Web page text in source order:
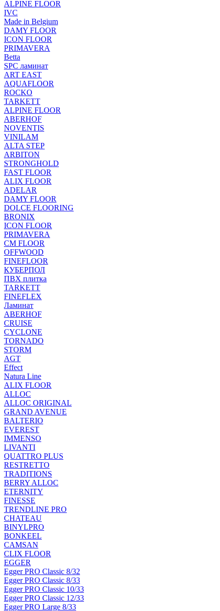
ALPINE FLOOR
IVC
Made in Belgium
DAMY FLOOR
ICON FLOOR
PRIMAVERA
Betta
SPC ламинат
ART EAST
AQUAFLOOR
ROCKO
TARKETT
ALPINE FLOOR
ABERHOF
NOVENTIS
VINILAM
ALTA STEP
ARBITON
STRONGHOLD
FAST FLOOR
ALIX FLOOR
ADELAR
DAMY FLOOR
DOLCE FLOORING
BRONIX
ICON FLOOR
PRIMAVERA
CM FLOOR
OFFWOOD
FINEFLOOR
КУБЕРПОЛ
ПВХ плитка
TARKETT
FINEFLEX
Ламинат
ABERHOF
CRUISE
CYCLONE
TORNADO
STORM
AGT
Effect
Natura Line
ALIX FLOOR
ALLOC
ALLOC ORIGINAL
GRAND AVENUE
BALTERIO
EVEREST
IMMENSO
LIVANTI
QUATTRO PLUS
RESTRETTO
TRADITIONS
BERRY ALLOC
ETERNITY
FINESSE
TRENDLINE PRO
CHATEAU
BINYLPRO
BONKEEL
CAMSAN
CLIX FLOOR
EGGER
Egger PRO Classic 8/32
Egger PRO Classic 8/33
Egger PRO Classic 10/33
Egger PRO Classic 12/33
Egger PRO Large 8/33